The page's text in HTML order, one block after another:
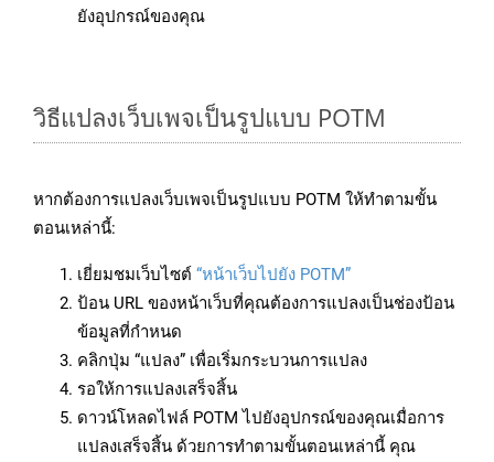
ยังอุปกรณ์ของคุณ
วิธีแปลงเว็บเพจเป็นรูปแบบ POTM
หากต้องการแปลงเว็บเพจเป็นรูปแบบ POTM ให้ทำตามขั้น
ตอนเหล่านี้:
เยี่ยมชมเว็บไซต์ “หน้าเว็บไปยัง POTM”
ป้อน URL ของหน้าเว็บที่คุณต้องการแปลงเป็นช่องป้อน
ข้อมูลที่กำหนด
คลิกปุ่ม “แปลง” เพื่อเริ่มกระบวนการแปลง
รอให้การแปลงเสร็จสิ้น
ดาวน์โหลดไฟล์ POTM ไปยังอุปกรณ์ของคุณเมื่อการ
แปลงเสร็จสิ้น ด้วยการทำตามขั้นตอนเหล่านี้ คุณ